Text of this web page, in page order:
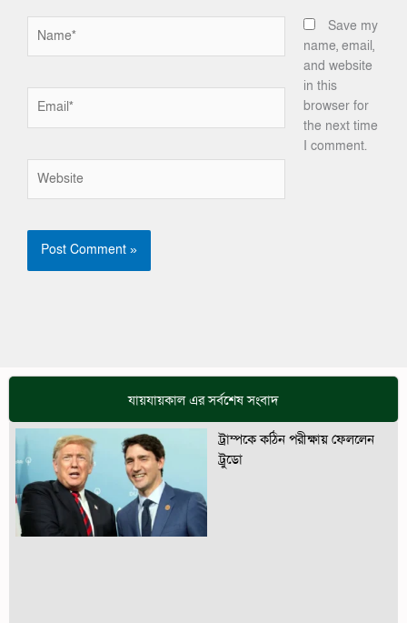
Save my
name, email,
and website
in this
browser for
the next time
I comment.
যায়যায়কাল এর সর্বশেষ সংবাদ
ট্রাম্পকে কঠিন পরীক্ষায় ফেললেন
ট্রুডো